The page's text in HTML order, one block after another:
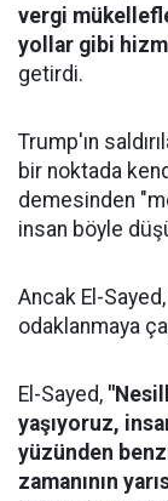
vergi
yollar gibi
getirdi.
Trump'ın
bir noktada
demesinden
insan böyle
Ancak El-
odaklanmaya
El-Sayed,
yaşıyoruz,
yüzünden
zamanının